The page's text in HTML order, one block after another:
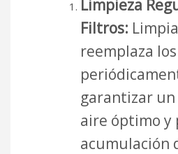
Limpieza
Filtros:
reemplaza
garantizar
aire óptimo y
acumulación